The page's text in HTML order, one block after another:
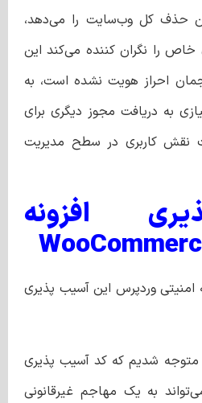
حذف کل وب‌سایت را می‌دهد،
را نگران‌ کننده می‌کند این
احراز هویت نشده است، به
به دریافت مجوز دیگری برای
نقش کاربری در سطح مدیریت
افزونه
امنیتی وردپرس این آسیب پذیری
متوجه شدیم که کد آسیب‌ پذیری
به یک مهاجم غیرقانونی